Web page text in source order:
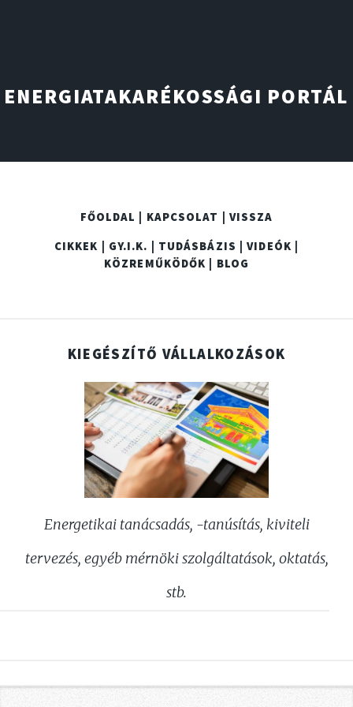
ENERGIATAKARÉKOSSÁGI PORTÁL
FŐOLDAL | KAPCSOLAT | VISSZA
CIKKEK | GY.I.K. | TUDÁSBÁZIS |VIDEÓK |
KÖZREMŰKÖDŐK | BLOG
KIEGÉSZÍTŐ VÁLLALKOZÁSOK
Energetikai tanácsadás, -tanúsítás, kiviteli
tervezés, egyéb mérnöki szolgáltatások, oktatás,
stb.